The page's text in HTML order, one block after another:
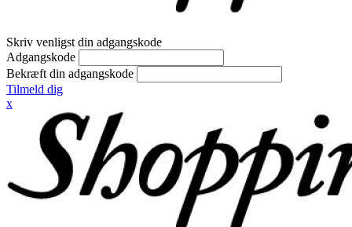
Skriv venligst din adgangskode
Adgangskode
Bekræft din adgangskode
Tilmeld dig
x